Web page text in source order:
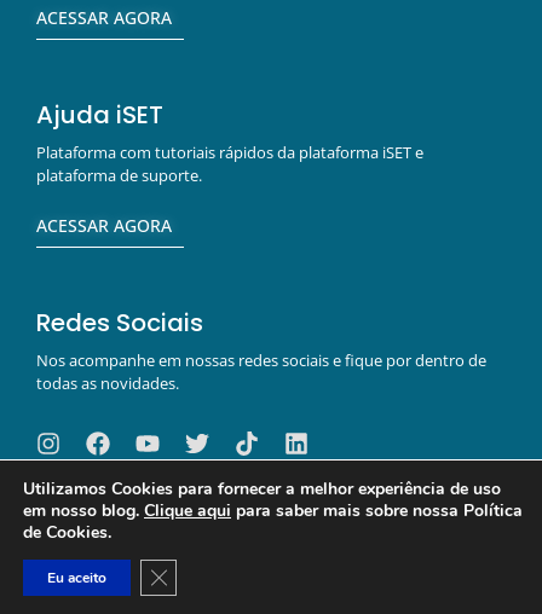
ACESSAR AGORA
Ajuda iSET
Plataforma com tutoriais rápidos da plataforma iSET e
plataforma de suporte.
ACESSAR AGORA
Redes Sociais
Nos acompanhe em nossas redes sociais e fique por dentro de
todas as novidades.
Copyright 2024 | Blog da iSET | Todos os direitos reservados
Utilizamos Cookies para fornecer a melhor experiência de uso
em nosso blog. Clique aqui para saber mais sobre nossa Política
de Cookies.
Eu aceito Close GDPR Cookie Banner